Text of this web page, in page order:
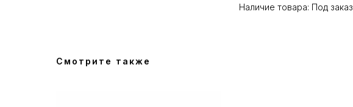
Наличие товара: Под заказ
Смотрите также